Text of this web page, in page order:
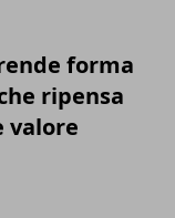
forma
ripensa
valore